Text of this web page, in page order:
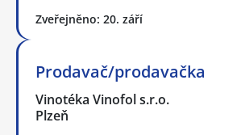
Zveřejněno: 20. září
Prodavač/prodavačka
Vinotéka Vinofol s.r.o.
Plzeň